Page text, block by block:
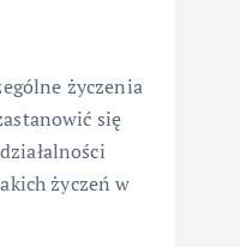
życzenia
się
życzeń w